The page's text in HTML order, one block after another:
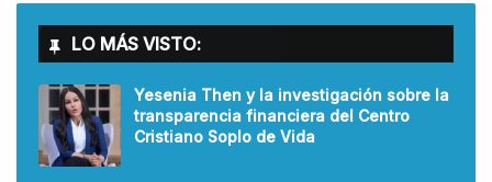
LO MÁS VISTO:
Yesenia Then y la investigación sobre la
transparencia financiera del Centro
Cristiano Soplo de Vida